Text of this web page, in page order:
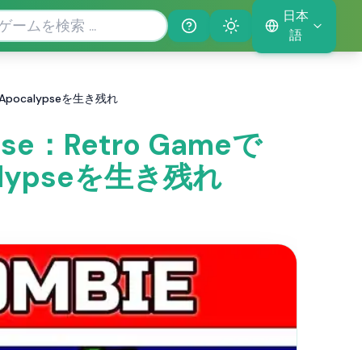
Help
Theme
日本
語
を生き残れ
：Retro Gameで
を生き残れ